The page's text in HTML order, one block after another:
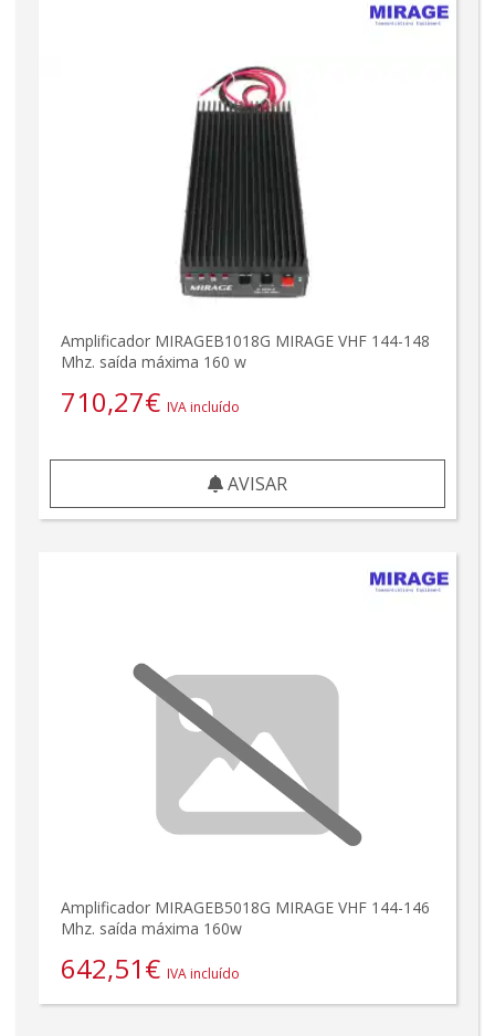
Amplificador MIRAGEB1018G MIRAGE VHF 144-148
Mhz. saída máxima 160 w
710,27€ IVA incluído
AVISAR
Amplificador MIRAGEB5018G MIRAGE VHF 144-146
Mhz. saída máxima 160w
642,51€ IVA incluído